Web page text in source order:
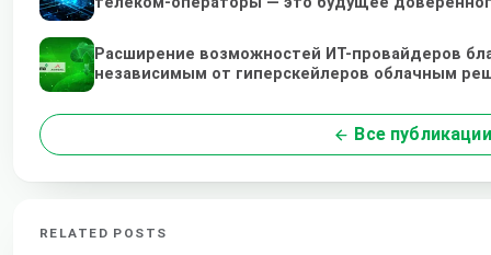
Расширение возможностей ИТ-провайдеров
независимым от гиперскейлеров облачным
Все публикации
RELATED POSTS